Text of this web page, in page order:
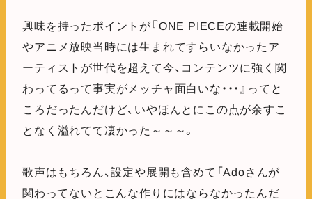
興味を持ったポイントが『ONE PIECEの連載開始
やアニメ放映当時には生まれてすらいなかったア
ーティストが世代を超えて今、コンテンツに強く関
わってるって事実がメッチャ面白いな・・・』ってと
ころだったんだけど、いやほんとにこの点が余すこ
となく溢れてて凄かった～～～。
歌声はもちろん、設定や展開も含めて「Adoさんが
関わってないとこんな作りにはならなかったんだ